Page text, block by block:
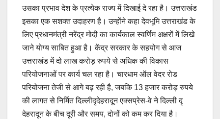
उसका प्रभाव देश के प्रत्येक राज्य में दिखाई दे रहा है। उत्तराखंड
इसका एक सशक्त उदाहरण है। उन्होंने कहा देवभूमि उत्तराखंड के
लिए प्रधानमंत्री नरेंद्र मोदी का कार्यकाल स्वर्णिम अक्षरों में लिखे
जाने योग्य साबित हुआ है। केंद्र सरकार के सहयोग से आज
उत्तराखंड में दो लाख करोड़ रुपये से अधिक की विकास
परियोजनाओं पर कार्य चल रहा है। चारधाम ऑल वेदर रोड
परियोजना तेजी से आगे बढ़ रही है, जबकि 13 हजार करोड़ रुपये
की लागत से निर्मित दिल्लीदृदेहरादून एक्सप्रेस-वे ने दिल्ली दृ
देहरादून के बीच दूरी और समय, दोनों को कम कर दिया है।